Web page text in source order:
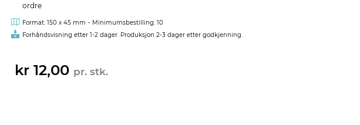
ordre
Format: 150 x 45 mm - Minimumsbestilling: 10
Forhåndsvisning etter 1-2 dager. Produksjon 2-3 dager etter godkjenning.
kr 12,00 pr. stk.